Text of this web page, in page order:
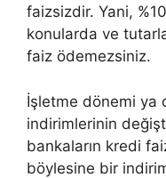
faizsizdir. Yani,
konularda ve
faiz ödemezsiniz.
İşletme dönemi ya
indirimlerinin
bankaların kredi
böylesine bir